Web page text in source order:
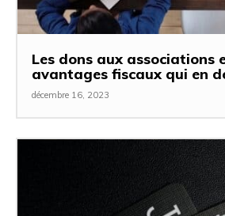
Les dons aux associations
avantages fiscaux qui en
décembre 16, 2023